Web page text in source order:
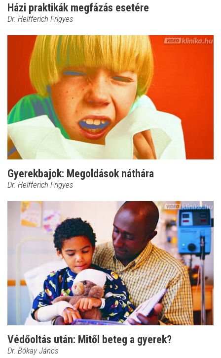
Házi praktikák megfázás esetére
Dr. Helfferich Frigyes
Gyerekbajok: Megoldások náthára
Dr. Helfferich Frigyes
Védőoltás után: Mitől beteg a gyerek?
Dr. Bókay János